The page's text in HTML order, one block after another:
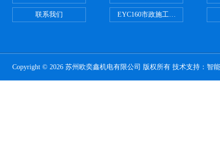
联系我们 EYC160市政施工用路面切割机配
Copyright © 2026 苏州欧奕鑫机电有限公司 版权所有 技术支持： 智